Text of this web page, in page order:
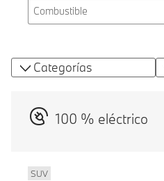
Categorías
100 % eléctrico
SUV